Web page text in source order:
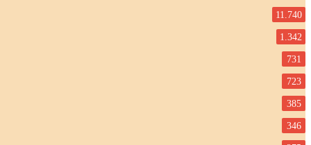
11.740
1.342
731
723
385
346